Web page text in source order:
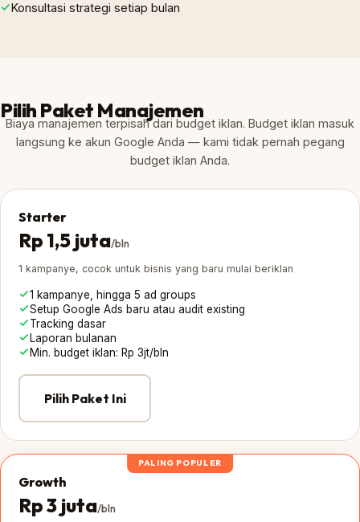
Konsultasi strategi setiap bulan
Pilih Paket Manajemen
Biaya manajemen terpisah dari budget iklan. Budget iklan masuk
langsung ke akun Google Anda — kami tidak pernah pegang
budget iklan Anda.
Starter
Rp 1,5 juta/bln
1 kampanye, cocok untuk bisnis yang baru mulai beriklan
1 kampanye, hingga 5 ad groups
Setup Google Ads baru atau audit existing
Tracking dasar
Laporan bulanan
Min. budget iklan: Rp 3jt/bln
Pilih Paket Ini
PALING POPULER
Growth
Rp 3 juta/bln